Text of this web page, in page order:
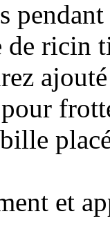
de ricin
et